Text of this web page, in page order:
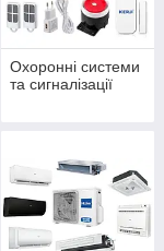
Охоронні системи
та сигналізації